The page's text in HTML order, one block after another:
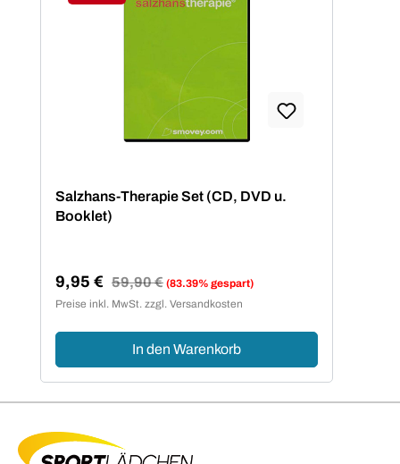
Rabatt
Salzhans-Therapie Set (CD, DVD u.
Booklet)
Verkaufspreis:
9,95 € Regulärer Preis:
59,90 € (83.39% gespart)
Preise inkl. MwSt. zzgl. Versandkosten
In den Warenkorb